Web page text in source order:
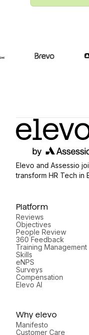
Elevo and Assessio
transform HR Tech in
Why elevo
Manifesto
Customer Care
Platform
Reviews
Objectives
People Review
360 Feedback
Training Management
Skills
eNPS
Surveys
Compensation
Elevo AI